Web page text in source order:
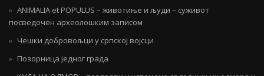
ANIMALIA et POPULUS – животиње и људи – суживот
посведочен археолошким записом
Чешки добровољци у српској војсци
Позорница једног града